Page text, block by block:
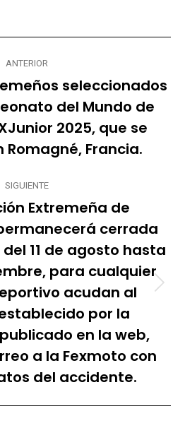
ANTERIOR
Publicación
anterior:
seleccionados
del Mundo de
2025, que se
Francia.
SIGUIENTE
Publicación
siguiente:
Extremeña de
cerrada
11 de agosto hasta
para cualquier
acudan al
por la
en la web,
a la Fexmoto con
del accidente.